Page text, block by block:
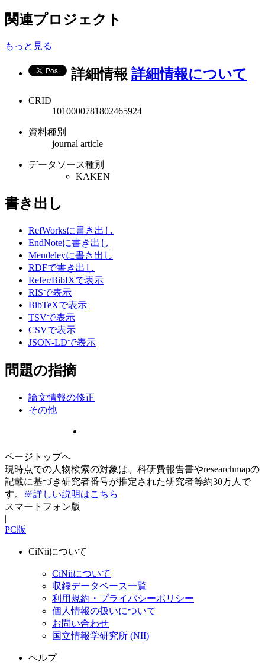
関連プロジェクト
もっと見る
詳細情報 詳細情報について
CRID
1010000781802465924
資料種別
journal article
データソース種別
KAKEN
書き出し
RefWorksに書き出し
EndNoteに書き出し
Mendeleyに書き出し
RDFで書き出し
Refer/BibIXで表示
RISで表示
BibTeXで表示
TSVで表示
CSVで表示
JSON-LDで表示
問題の指摘
論文情報の修正
その他
ページトップへ
現時点での人物検索の対象は、科研費報告書やresearchmapの
記載に基づき研究者番号が推定された研究者等約30万人で
す。
※詳しい説明はこちら
スマートフォン版
|
PC版
CiNiiについて
CiNiiについて
収録データベース一覧
利用規約・プライバシーポリシー
個人情報の扱いについて
お問い合わせ
国立情報学研究所 (NII)
ヘルプ